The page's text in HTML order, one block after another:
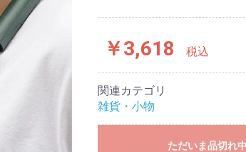
￥3,618 税込
関連カテゴリ
雑貨・小物
ただいま品切れ中